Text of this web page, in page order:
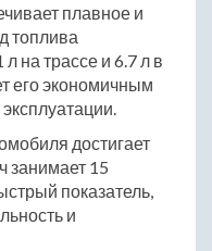
плавное и
топлива
л на трассе и 6.7 л в
его экономичным
достигает
занимает 15
показатель,
и